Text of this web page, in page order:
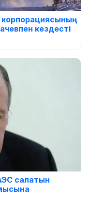
кездесті
салатын